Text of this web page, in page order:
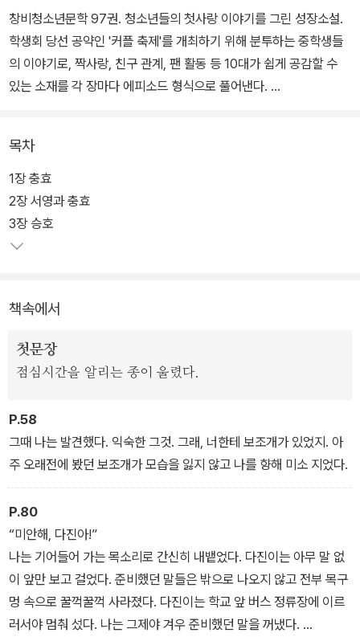
창비청소년문학 97권. 청소년들의 첫사랑 이야기를 그린 성장소설.
학생회 당선 공약인 '커플 축제'를 개최하기 위해 분투하는 중학생들
의 이야기로, 짝사랑, 친구 관계, 팬 활동 등 10대가 쉽게 공감할 수
있는 소재를 각 장마다 에피소드 형식으로 풀어낸다.
작가상'을, 동화 <기억을 지워 주는 문방구>로 제11회 건대창작동화
상을 수상하며 작품 활동을 시작한 조규미 작가는 그간 <옥상에서 1
0분만> <가면생활자> 등 청소년소설을 활발히 펴내며 10대들의 성
장에 관심을 기울여 왔다.
시기에는 혼란과 실패가 당연한 것이라 말하며, 첫사랑이 짝사랑으로
자에게 전한다.
목차
1장 충효
2장 서영과 충효
3장 승호
책속에서
첫문장
점심시간을 알리는 종이 울렸다.
P.58
그때 나는 발견했다. 익숙한 그것. 그래, 너한테 보조개가 있었지. 아
주 오래전에 봤던 보조개가 모습을 잃지 않고 나를 향해 미소 지었다.
P.80
“미안해, 다진아!”
나는 기어들어 가는 목소리로 간신히 내뱉었다. 다진이는 아무 말 없
이 앞만 보고 걸었다. 준비했던 말들은 밖으로 나오지 않고 전부 목구
멍 속으로 꿀꺽꿀꺽 사라졌다. 다진이는 학교 앞 버스 정류장에 이르
러서야 멈춰 섰다. 나는 그제야 겨우 준비했던 말을 꺼냈다.